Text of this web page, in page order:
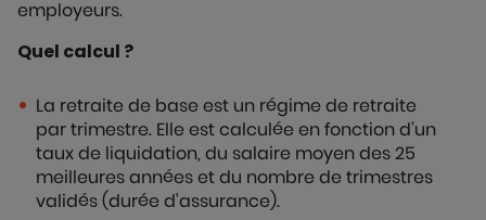
employeurs.
Quel calcul ?
La retraite de base est un régime de retraite
par trimestre. Elle est calculée en fonction d’un
taux de liquidation, du salaire moyen des 25
meilleures années et du nombre de trimestres
validés (durée d'assurance).